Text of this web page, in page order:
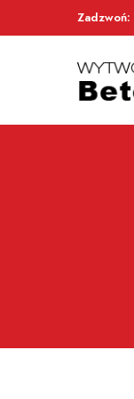
Zadzwoń: